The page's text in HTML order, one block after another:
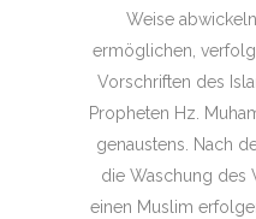
Weise
ermöglichen,
Vorschriften des
Propheten Hz.
genaustens. Nach
die Waschung des
einen Muslim